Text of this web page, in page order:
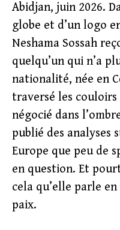
Abidjan, juin 2026.
globe et d’un logo
Neshama Sossah
quelqu’un qui n’a
nationalité, née en
traversé les
négocié dans
publié des analyses
Europe que peu de
en question. Et
cela qu’elle parle
paix.